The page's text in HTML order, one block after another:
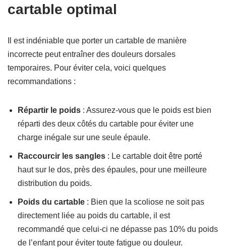
cartable optimal
Il est indéniable que porter un cartable de manière
incorrecte peut entraîner des douleurs dorsales
temporaires. Pour éviter cela, voici quelques
recommandations :
Répartir le poids : Assurez-vous que le poids est bien
réparti des deux côtés du cartable pour éviter une
charge inégale sur une seule épaule.
Raccourcir les sangles : Le cartable doit être porté
haut sur le dos, près des épaules, pour une meilleure
distribution du poids.
Poids du cartable : Bien que la scoliose ne soit pas
directement liée au poids du cartable, il est
recommandé que celui-ci ne dépasse pas 10% du poids
de l’enfant pour éviter toute fatigue ou douleur.